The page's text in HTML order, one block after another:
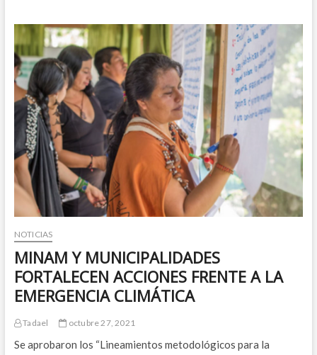
A
SEAL,
EMPRESA
ELÉCTRICA
EN
AREQUIPA,
CON
S/
4
MILLONES
400
MIL,
POR
ABUSO
DE
POSICIÓN
DE
DOMINIO
NOTICIAS
MINAM Y MUNICIPALIDADES
FORTALECEN ACCIONES FRENTE A LA
EMERGENCIA CLIMÁTICA
Tadael octubre 27, 2021
Se aprobaron los “Lineamientos metodológicos para la